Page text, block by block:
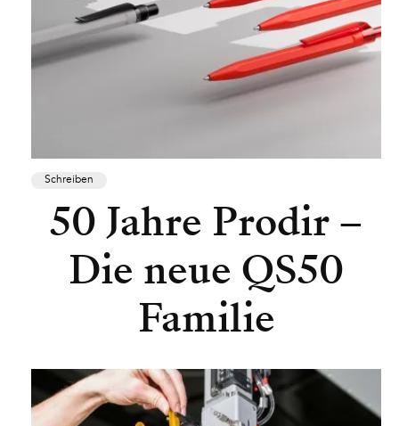
Schreiben
50 Jahre Prodir –
Die neue QS50
Familie